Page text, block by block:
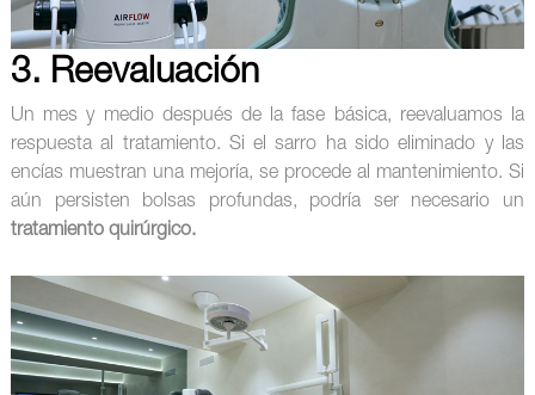
3. Reevaluación
Un mes y medio después de la fase básica, reevaluamos la
respuesta al tratamiento. Si el sarro ha sido eliminado y las
encías muestran una mejoría, se procede al mantenimiento. Si
aún persisten bolsas profundas, podría ser necesario un
tratamiento quirúrgico.